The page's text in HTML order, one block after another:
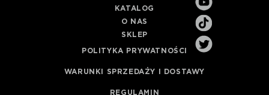
KATALOG
O NAS
SKLEP
POLITYKA PRYWATNOŚCI
WARUNKI SPRZEDAŻY I DOSTAWY
REGULAMIN